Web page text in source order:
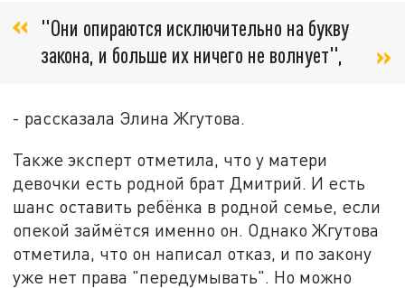
"Они опираются исключительно на букву
закона, и больше их ничего не волнует",
- рассказала Элина Жгутова.
Также эксперт отметила, что у матери
девочки есть родной брат Дмитрий. И есть
шанс оставить ребёнка в родной семье, если
опекой займётся именно он. Однако Жгутова
отметила, что он написал отказ, и по закону
уже нет права "передумывать". Но можно